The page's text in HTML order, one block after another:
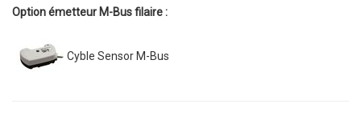
Option émetteur M-Bus filaire :
Cyble Sensor M-Bus